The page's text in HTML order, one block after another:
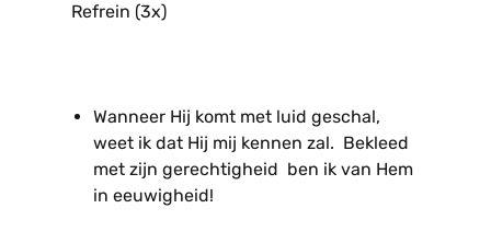
Refrein (3x)
Wanneer Hij komt met luid geschal,
weet ik dat Hij mij kennen zal. Bekleed
met zijn gerechtigheid ben ik van Hem
in eeuwigheid!